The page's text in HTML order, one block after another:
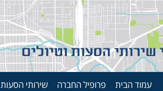
עמוד הבית פרופיל החברה שירותי הסעות